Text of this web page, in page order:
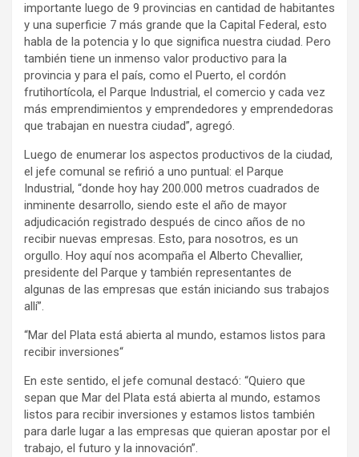
importante luego de 9 provincias en cantidad de habitantes
y una superficie 7 más grande que la Capital Federal, esto
habla de la potencia y lo que significa nuestra ciudad. Pero
también tiene un inmenso valor productivo para la
provincia y para el país, como el Puerto, el cordón
frutihortícola, el Parque Industrial, el comercio y cada vez
más emprendimientos y emprendedores y emprendedoras
que trabajan en nuestra ciudad”, agregó.
Luego de enumerar los aspectos productivos de la ciudad,
el jefe comunal se refirió a uno puntual: el Parque
Industrial, “donde hoy hay 200.000 metros cuadrados de
inminente desarrollo, siendo este el año de mayor
adjudicación registrado después de cinco años de no
recibir nuevas empresas. Esto, para nosotros, es un
orgullo. Hoy aquí nos acompaña el Alberto Chevallier,
presidente del Parque y también representantes de
algunas de las empresas que están iniciando sus trabajos
allí”.
“Mar del Plata está abierta al mundo, estamos listos para
recibir inversiones“
En este sentido, el jefe comunal destacó: “Quiero que
sepan que Mar del Plata está abierta al mundo, estamos
listos para recibir inversiones y estamos listos también
para darle lugar a las empresas que quieran apostar por el
trabajo, el futuro y la innovación”.